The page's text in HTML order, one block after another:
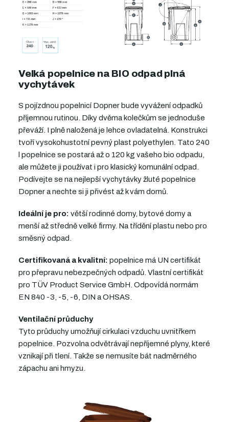
Velká popelnice na BIO odpad plná
vychytávek
S pojízdnou popelnicí Dopner bude vyvážení odpadků
příjemnou rutinou. Díky dvěma kolečkům se jednoduše
převáží. I plně naložená je lehce ovladatelná. Konstrukci
tvoří vysokohustotní pevný plast polyethylen. Tato 240
l popelnice se postará až o 120 kg vašeho bio odpadu,
ale můžete ji používat i pro klasický komunální odpad.
Podívejte se na nejlepší vychytávky žluté popelnice
Dopner a nechte si ji přivést až k vám domů.
Ideální je pro: větší rodinné domy, bytové domy a
menší až středně velké firmy. Na třídění plastu nebo pro
směsný odpad.
Certifikovaná a kvalitní: popelnice má UN certifikát
pro přepravu nebezpečných odpadů. Vlastní certifikát
pro TÜV Product Service GmbH. Odpovídá normám
EN 840 -3, -5, -6, DIN a OHSAS.
Ventilační průduchy
Tyto průduchy umožňují cirkulaci vzduchu uvnitřkem
popelnice. Pozvolna odvětrávají nepříjemné plyny, které
vznikají při tlení. Takže se nemusíte bát nadměrného
zápachu ani hmyzu